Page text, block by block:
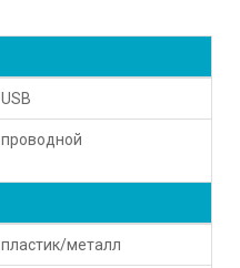
USB
проводной
пластик/металл